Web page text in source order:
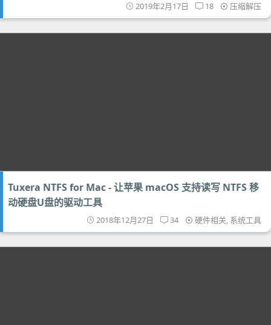
2019年2月17日 18 压缩解压
Tuxera NTFS for Mac - 让苹果 macOS 支持读写 NTFS 移
动硬盘U盘的驱动工具
2018年12月27日 34 硬件相关, 系统工具